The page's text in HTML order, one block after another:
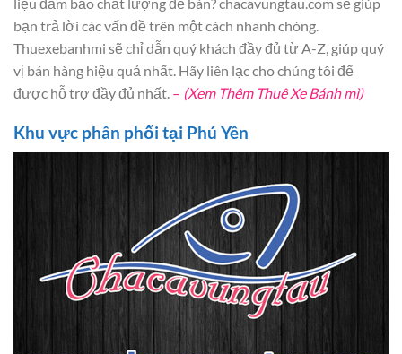
bạn trả lời các vấn đề trên một cách nhanh chóng.
Thuexebanhmi sẽ chỉ dẫn quý khách đầy đủ từ A-Z, giúp quý
vị bán hàng hiệu quả nhất. Hãy liên lạc cho chúng tôi để
được hỗ trợ đầy đủ nhất. – (Xem Thêm Thuê Xe Bánh mì)
Khu vực phân phối tại Phú Yên